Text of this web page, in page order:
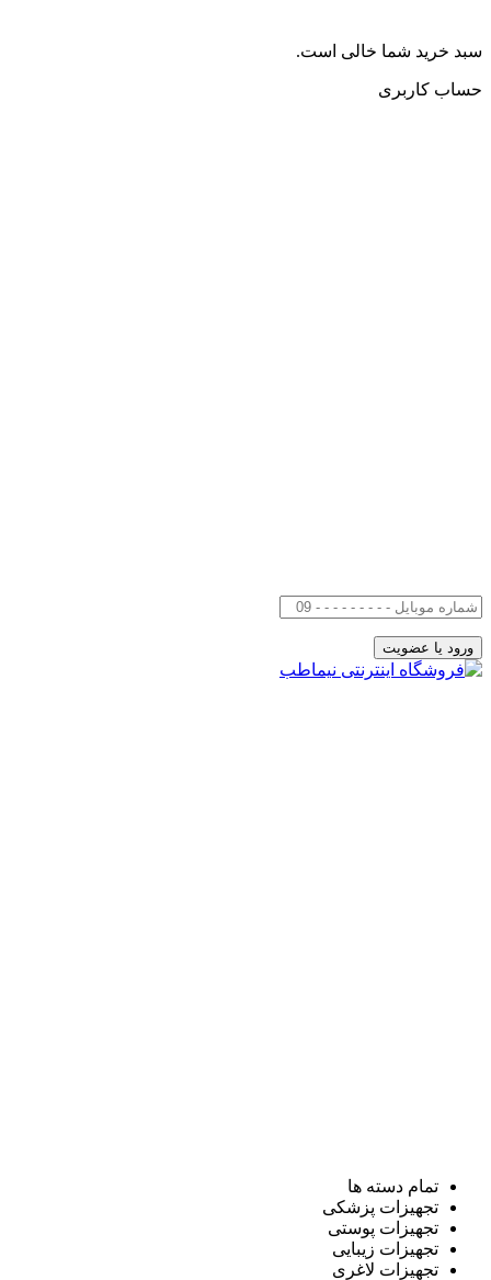
سبد خرید شما خالی است.
حساب کاربری
تمام دسته ها
تجهیزات پزشکی
تجهیزات پوستی
تجهیزات زیبایی
تجهیزات لاغری